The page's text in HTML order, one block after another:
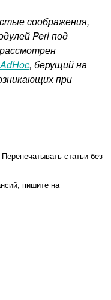
соображения,
Perl под
, берущий на
при
статьи без
пишите на